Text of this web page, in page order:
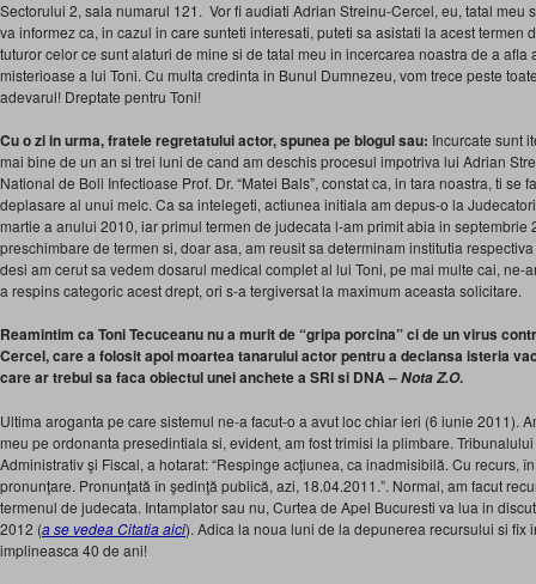
Sectorului 2, sala numarul 121. Vor fi audiati Adrian Streinu-Cercel, eu, tatal meu
va informez ca, in cazul in care sunteti interesati, puteti sa asistati la acest termen
tuturor celor ce sunt alaturi de mine si de tatal meu in incercarea noastra de a afla
misterioase a lui Toni. Cu multa credinta in Bunul Dumnezeu, vom trece peste
adevarul! Dreptate pentru Toni!
Cu o zi in urma, fratele regretatului actor, spunea pe blogul sau: Incurcate sunt
mai bine de un an si trei luni de cand am deschis procesul impotriva lui Adrian
National de Boli Infectioase Prof. Dr. “Matei Bals”, constat ca, in tara noastra, ti se
deplasare al unui melc. Ca sa intelegeti, actiunea initiala am depus-o la
martie a anului 2010, iar primul termen de judecata l-am primit abia in septembrie
preschimbare de termen si, doar asa, am reusit sa determinam institutia
desi am cerut sa vedem dosarul medical complet al lui Toni, pe mai multe cai, ne-
a respins categoric acest drept, ori s-a tergiversat la maximum aceasta solicitare.
Reamintim ca Toni Tecuceanu nu a murit de “gripa porcina” ci de un virus
Cercel, care a folosit apoi moartea tanarului actor pentru a declansa isteria
care ar trebui sa faca obiectul unei anchete a SRI si DNA –Nota Z.O.
Ultima aroganta pe care sistemul ne-a facut-o a avut loc chiar ieri (6 iunie 2011).
meu pe ordonanta presedintiala si, evident, am fost trimisi la plimbare.
Administrativ şi Fiscal, a hotarat: “Respinge acţiunea, ca inadmisibilă. Cu recurs,
pronunţare. Pronunţată în şedinţă publică, azi, 18.04.2011.”. Normal, am facut
termenul de judecata. Intamplator sau nu, Curtea de Apel Bucuresti va lua in
2012 (a se vedea Citatia aici). Adica la noua luni de la depunerea recursului si fix
implineasca 40 de ani!